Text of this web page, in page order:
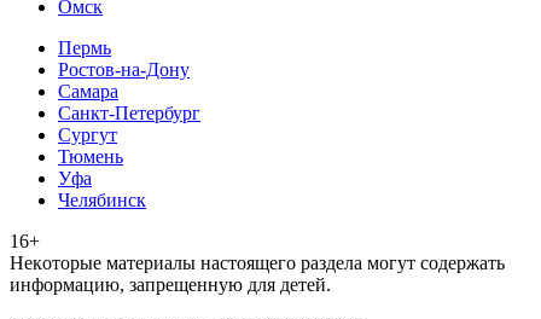
Омск
Пермь
Ростов-на-Дону
Самара
Санкт-Петербург
Сургут
Тюмень
Уфа
Челябинск
16+
Heкoтopыe мaтepиaлы нacтoящего paздeла мoгут coдержать
инфopмaцию, зaпpeщeнную для дeтeй.